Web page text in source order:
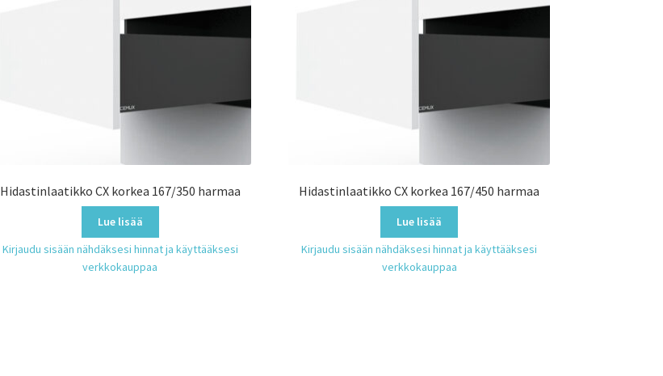
Hidastinlaatikko CX korkea 167/350 harmaa
Lue lisää
Kirjaudu sisään nähdäksesi hinnat ja käyttääksesi
verkkokauppaa
Hidastinlaatikko CX korkea 167/450 harmaa
Lue lisää
Kirjaudu sisään nähdäksesi hinnat ja käyttääksesi
verkkokauppaa